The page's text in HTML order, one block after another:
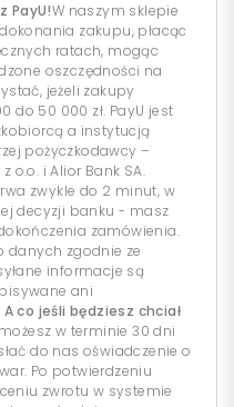
PayU!W naszym sklepie
zakupu, płacąc
ratach, mogąc
oszczędności na
jeżeli zakupy
do 50 000 zł. PayU jest
a instytucją
pożyczkodawcy –
o.o. i Alior Bank SA.
zwykle do 2 minut, w
decyzji banku - masz
zamówienia.
danych zgodnie ze
informacje są
ani
A co jeśli będziesz chciał
w terminie 30 dni
do nas oświadczenie o
Po potwierdzeniu
zwrotu w systemie